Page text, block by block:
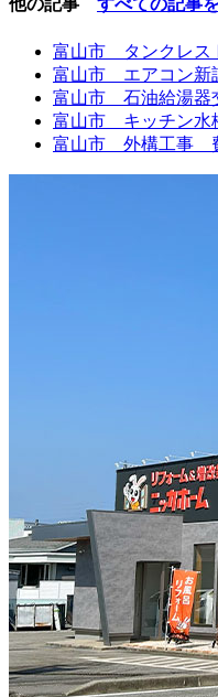
他の記事 すべての記事
富山市 タンクレス
富山市 エアコン新
富山市 石油給湯器
富山市 キッチン水
富山市 外構工事